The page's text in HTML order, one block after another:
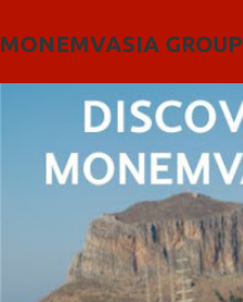
MONEMVASIA GROUP